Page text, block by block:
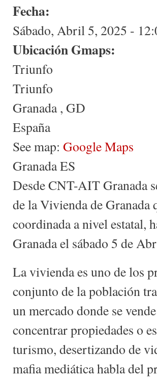
Fecha:
Sábado, Abril 5, 2025 -
Ubicación Gmaps:
Triunfo
Triunfo
Granada, GD
España
See map: Google Maps
Granada ES
Desde CNT-AIT Granada
de la Vivienda de
coordinada a nivel estatal,
Granada el sábado 5 de
La vivienda es uno de los
conjunto de la población
un mercado donde se
concentrar propiedades o
turismo, desertizando de
mafia mediática habla del